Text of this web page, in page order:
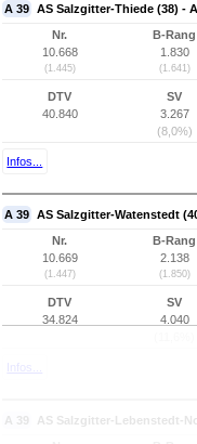
A 39 AS Salzgitter-Thiede (38) -
Nr.
10.668
(1.445)
B-Rang
1.830
(1.641)
DTV
40.840
SV
3.267
(8,0%)
Infos...
A 39 AS Salzgitter-Watenstedt
Nr.
10.669
(1.447)
B-Rang
2.138
(1.850)
DTV
34.824
SV
4.040
Infos...
A 39 AS Salzgitter-Lebenstedt-